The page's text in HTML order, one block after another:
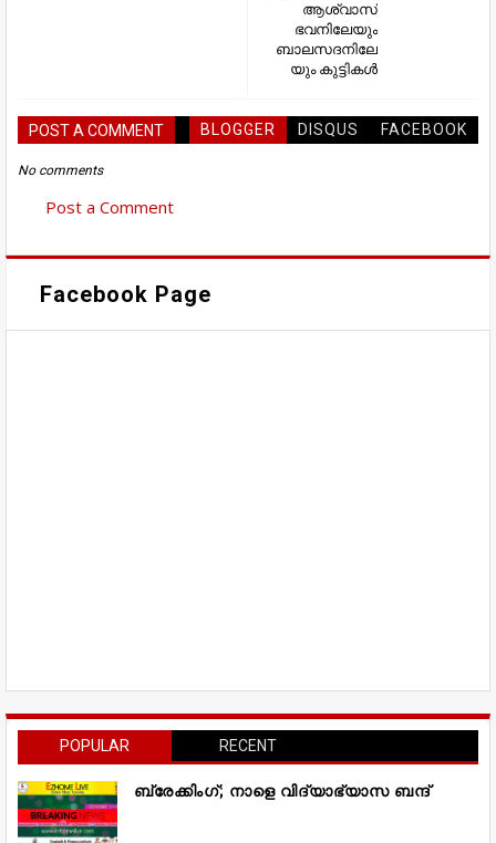
ആശ്വാസ്
ഭവനിലേയും
ബാലസദനിലേ
യും കുട്ടികൾ
POST A COMMENT BLOGGER DISQUS FACEBOOK
No comments
Post a Comment
Facebook Page
POPULAR RECENT
ബ്രേക്കിംഗ്; നാളെ വിദ്യാഭ്യാസ ബന്ദ്